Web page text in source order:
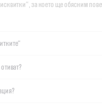
за което ще обясним